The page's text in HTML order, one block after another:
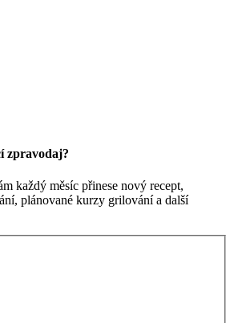
zpravodaj?
každý měsíc přinese nový recept,
plánované kurzy grilování a další